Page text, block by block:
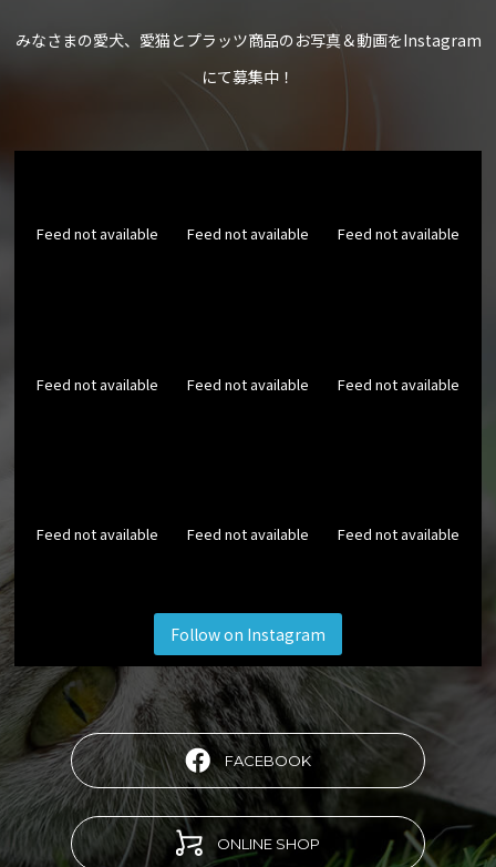
みなさまの愛犬、愛猫とプラッツ商品のお写真＆動画をInstagram
にて募集中！
Feed not available Feed not available Feed not available
Feed not available Feed not available Feed not available
Feed not available Feed not available Feed not available
Follow on Instagram
FACEBOOK
ONLINE SHOP